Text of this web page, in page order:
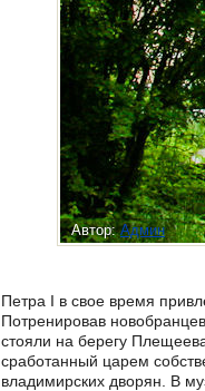
Автор:Админ
Петра I в свое время
Потренировав
стояли на берегу
сработанный царем
владимирских дворян. В